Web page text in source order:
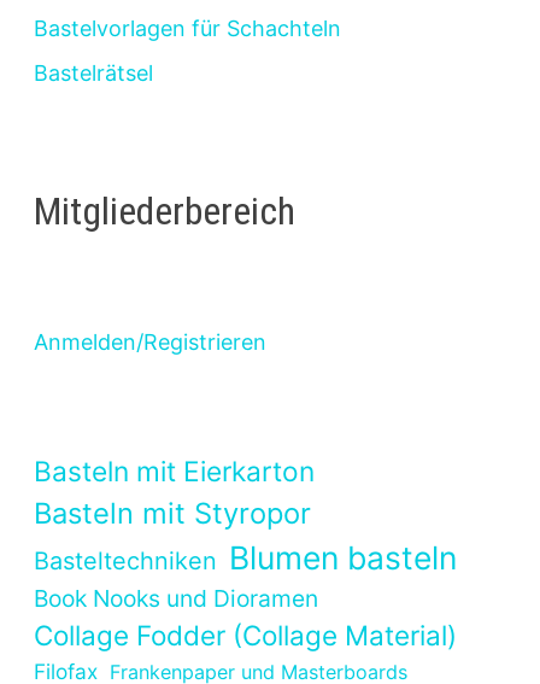
Bastelvorlagen für Schachteln
Bastelrätsel
Mitgliederbereich
Anmelden/Registrieren
Basteln mit Eierkarton
Basteln mit Styropor
Basteltechniken Blumen basteln
Book Nooks und Dioramen
Collage Fodder (Collage Material)
Filofax Frankenpaper und Masterboards